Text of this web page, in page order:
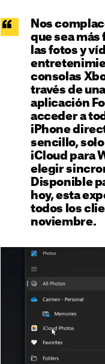
Nos
que sea más
las fotos y
consolas
través de
aplicación
acceder a
iPhone
sencillo,
iCloud para
elegir
Disponible
hoy, esta
todos los
noviembre.